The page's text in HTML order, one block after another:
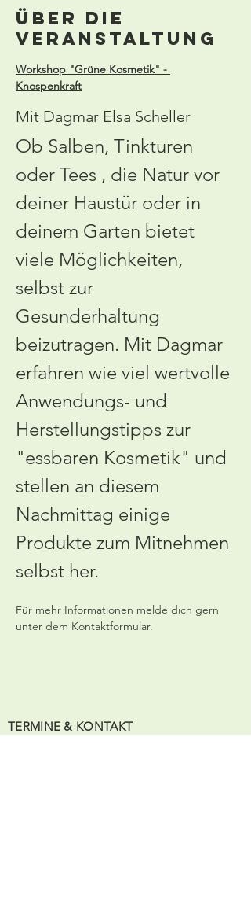
Über die
Veranstaltung
Workshop "Grüne Kosmetik" -
Knospenkraft
Mit Dagmar Elsa Scheller
Ob Salben, Tinkturen
oder Tees , die Natur vor
deiner Haustür oder in
deinem Garten bietet
viele Möglichkeiten,
selbst zur
Gesunderhaltung
beizutragen. Mit Dagmar
erfahren wie viel wertvolle
Anwendungs- und
Herstellungstipps zur
"essbaren Kosmetik" und
stellen an diesem
Nachmittag einige
Produkte zum Mitnehmen
selbst her.
Für mehr Informationen melde dich gern
unter dem Kontaktformular.
TERMINE & KONTAKT